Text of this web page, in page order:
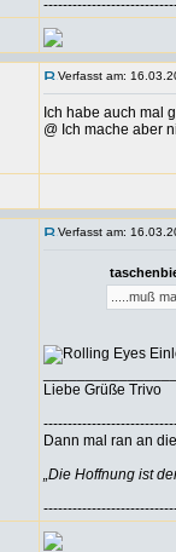
Verfasst am:
Ich habe auch mal
@ Ich mache aber
Verfasst am:
.....muß
Liebe Grüße Trivo
Dann mal ran an
„Die Hoffnung ist